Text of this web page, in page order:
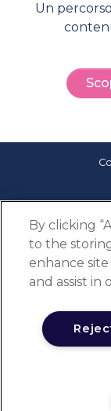
Un
© IQVIA
By clicking
to the
enhance
and assist